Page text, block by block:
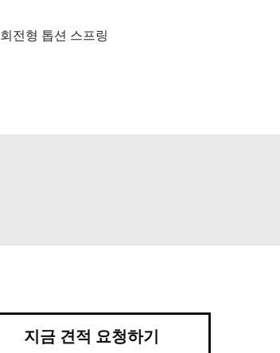
회전형 톱션 스프링
지금 견적 요청하기